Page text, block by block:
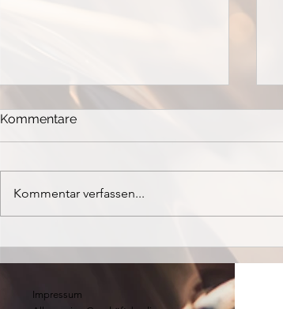
Kommentare
Kommentar verfassen...
Impressum